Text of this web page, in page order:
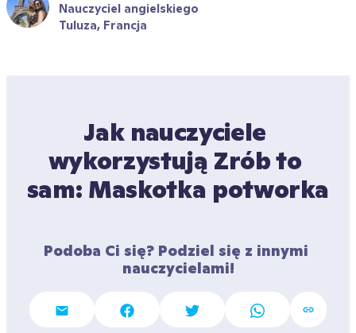
Nauczyciel angielskiego
Tuluza, Francja
Jak nauczyciele
wykorzystują Zrób to
sam: Maskotka potworka
Podoba Ci się? Podziel się z innymi
nauczycielami!